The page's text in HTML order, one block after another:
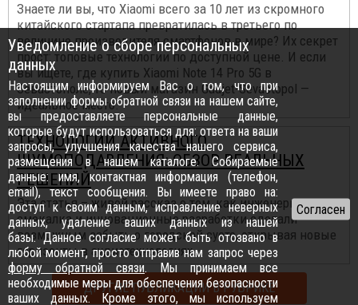
Знаете ли вы, что Xiaomi всего за 10 лет из скромного
китайского стартапа превратилась в третьего по
величине производителя смартфонов в мире? Их секрет
прост: топовые технологии по доступной цене. И если
вы ищете, где купить Xiaomi Note 14 Pro 5G в
Севастополе, то новый магазин Gadjet-Sevastopol —
идеальное место.
ТЕХНОЛОГИИ АКТИВНОГО
ШУМОПОДАВЛЕНИЯ: ОБЗОР РЕАЛЬНЫХ
РЕШЕНИЙ
Эта статья – живой рассказ о том, как инженерная
смекалка и инновационные разработки сделали
возможным забыть о городской суете, открывая новые
горизонты в аудиотехнологиях...
ДРУГИЕ ПУБЛИКАЦИИ В РУБРИКЕ
Уведомление о сборе персональных
данных
Настоящим информируем Вас о том, что при
заполнении формы обратной связи на нашем сайте,
вы предоставляете персональные данные,
которые будут использоваться для: ответа на ваши
запросы, улучшения качества нашего сервиса,
размещения в нашем каталоге. Собираемые
данные: имя, контактная информация (телефон,
email), текст сообщения. Вы имеете право на:
доступ к своим данным, исправление неверных
данных, удаление ваших данных из нашей
базы. Данное согласие может быть отозвано в
любой момент, просто отправив нам запрос через
форму обратной связи. Мы принимаем все
необходимые меры для обеспечения безопасности
ваших данных. Кроме этого, мы используем